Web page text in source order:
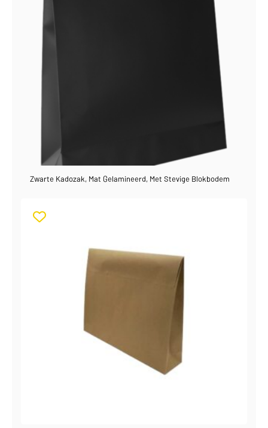
Zwarte Kadozak, Mat Gelamineerd, Met Stevige Blokbodem